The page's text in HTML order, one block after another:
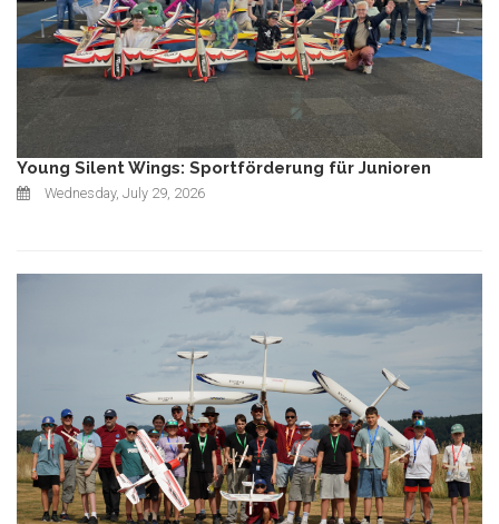
Young Silent Wings: Sportförderung für Junioren
Wednesday, July 29, 2026